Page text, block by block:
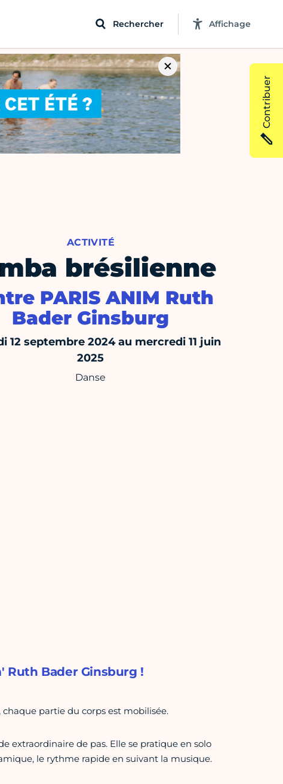
Rechercher Affichage
ACTIVITÉ
brésilienne
PARIS ANIM Ruth
Bader Ginsburg
12 septembre 2024 au mercredi 11 juin
2025
Danse
Ruth Bader Ginsburg !
partie du corps est mobilisée.
extraordinaire de pas. Elle se pratique en solo
le rythme rapide en suivant la musique.
Contribuer